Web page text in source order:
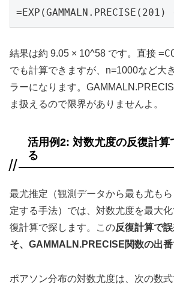
結果は約 9.05 × 10^58 です。直接
でも計算できますが、n=1000など大
ラーになります。
ま扱えるので限界がありませんよ。
活用例2: 対数尤度の反復計算
る
最尤推定（観測データから最も尤も
定する手法）では、対数尤度を最大
復計算で探します。この反復計算で
そ、GAMMALN.PRECISE関数の出番
ポアソン分布の対数尤度は、次の数式